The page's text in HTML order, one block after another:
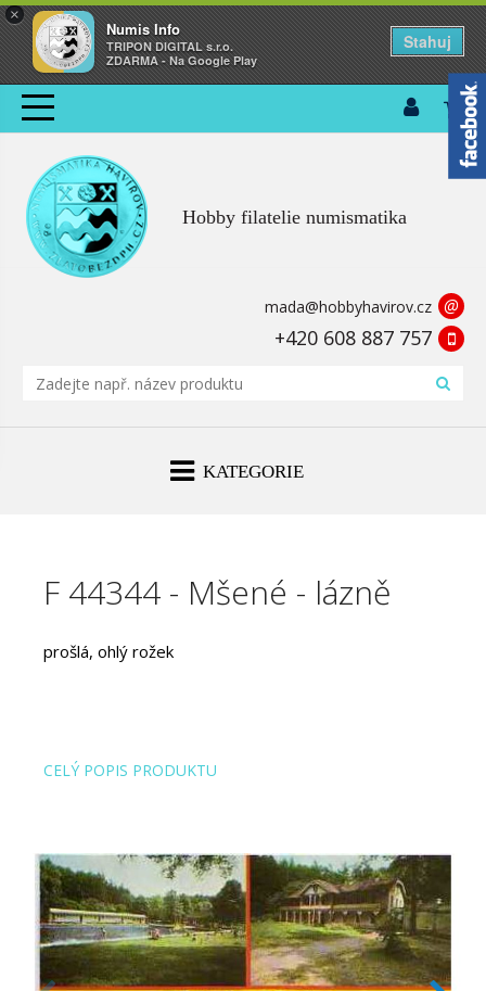
×
Numis Info
TRIPON DIGITAL s.r.o.
ZDARMA - Na Google Play
Stahuj
Hobby filatelie numismatika
mada@hobbyhavirov.cz @
+420 608 887 757
KATEGORIE
F 44344 - Mšené - lázně
prošlá, ohlý rožek
CELÝ POPIS PRODUKTU